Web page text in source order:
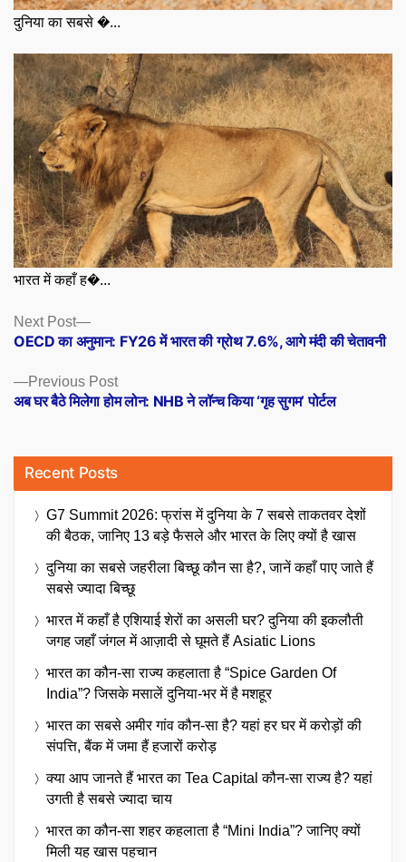
दुनिया का सबसे �...
भारत में कहाँ ह�...
Posts
navigation
Previous PostPrevious
post:
अब घर बैठे मिलेगा होम लोन: NHB ने लॉन्च किया ‘गृह सुगम’ पोर्टल
Next Post
Next
post:
OECD का अनुमान: FY26 में भारत की ग्रोथ 7.6%, आगे मंदी की चेतावनी
Recent Posts
G7 Summit 2026: फ्रांस में दुनिया के 7 सबसे ताकतवर देशों
की बैठक, जानिए 13 बड़े फैसले और भारत के लिए क्यों है खास
दुनिया का सबसे जहरीला बिच्छू कौन सा है?, जानें कहाँ पाए जाते हैं
सबसे ज्यादा बिच्छू
भारत में कहाँ है एशियाई शेरों का असली घर? दुनिया की इकलौती
जगह जहाँ जंगल में आज़ादी से घूमते हैं Asiatic Lions
भारत का कौन-सा राज्य कहलाता है “Spice Garden Of
India”? जिसके मसालें दुनिया-भर में है मशहूर
भारत का सबसे अमीर गांव कौन-सा है? यहां हर घर में करोड़ों की
संपत्ति, बैंक में जमा हैं हजारों करोड़
क्या आप जानते हैं भारत का Tea Capital कौन-सा राज्य है? यहां
उगती है सबसे ज्यादा चाय
भारत का कौन-सा शहर कहलाता है “Mini India”? जानिए क्यों
मिली यह खास पहचान